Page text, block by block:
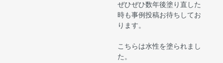
ぜひぜひ数年後塗り直した
時も事例投稿お待ちしてお
ります。
こちらは水性を塗られまし
た。